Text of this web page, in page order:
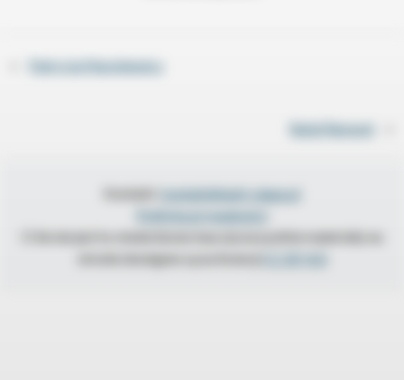
Patrycja Maciejewicz
Rafał Remont
kontakt@anti-slapp.pl
Polityka prywatności
O ile nie jest to stwierdzone inaczej wszystkie materiały na
stronie dostępne są na licencji